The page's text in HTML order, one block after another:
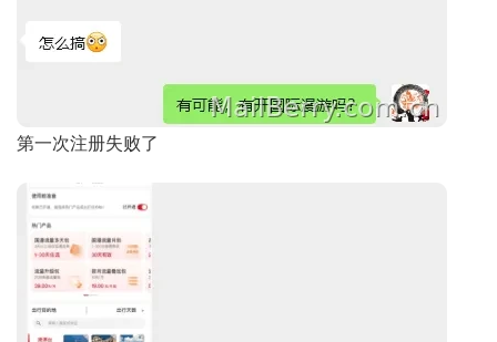
第一次注册失败了